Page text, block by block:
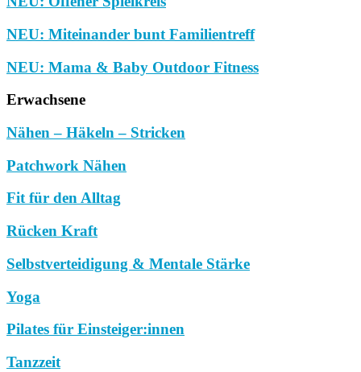
NEU: Miteinander bunt Familientreff
NEU: Mama & Baby Outdoor Fitness
Erwachsene
Nähen – Häkeln – Stricken
Patchwork Nähen
Fit für den Alltag
Rücken Kraft
Selbstverteidigung & Mentale Stärke
Yoga
Pilates für Einsteiger:innen
Tanzzeit